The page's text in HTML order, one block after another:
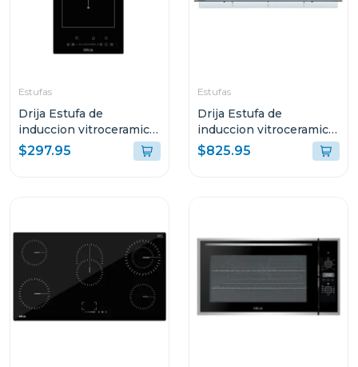
Estufas
Drija Estufa de
induccion vitroceramica
con 1 zona flex
germany30
$297.95
Estufas
Drija Estufa de
induccion vitroceramica
con 2 zonas flex
germany90
$825.95